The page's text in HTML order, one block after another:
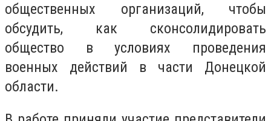
общественных организаций, чтобы
обсудить, как сконсолидировать
общество в условиях проведения
военных действий в части Донецкой
области.